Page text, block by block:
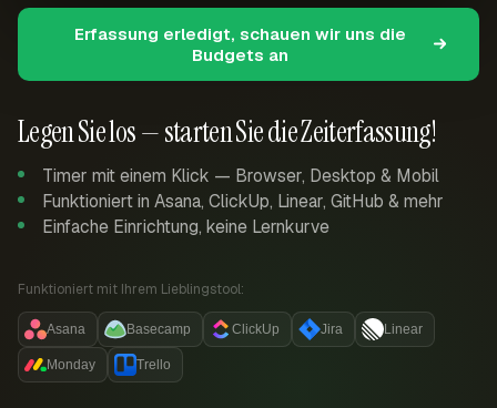
Legen Sie los — starten Sie die Zeiterfassung!
Timer mit einem Klick — Browser, Desktop & Mobil
Funktioniert in Asana, ClickUp, Linear, GitHub & mehr
Einfache Einrichtung, keine Lernkurve
Funktioniert mit Ihrem Lieblingstool:
Asana Basecamp ClickUp Jira Linear
Monday Trello
Erfassung erledigt, schauen wir uns die
Budgets an